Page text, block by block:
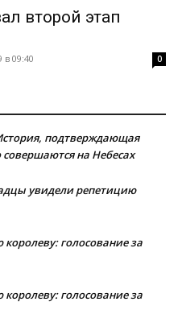
второй этап
в 09:40 0
подтверждающая
совершаются на Небесах
увидели репетицию
голосование за
голосование за